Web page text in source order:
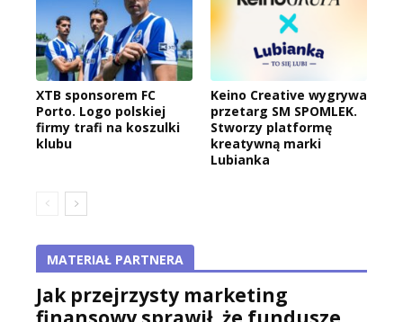
XTB sponsorem FC
Porto. Logo polskiej
firmy trafi na koszulki
klubu
Keino Creative wygrywa
przetarg SM SPOMLEK.
Stworzy platformę
kreatywną marki
Lubianka
MATERIAŁ PARTNERA
Jak przejrzysty marketing